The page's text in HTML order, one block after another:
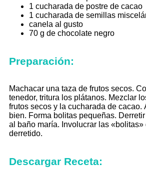
1 cucharada de postre de cacao
1 cucharada de semillas
canela al gusto
70 g de chocolate negro
Preparación:
Machacar una taza de frutos secos.
tenedor, tritura los plátanos. Mezclar
frutos secos y la cucharada de cacao.
bien. Forma bolitas pequeñas.
al baño maría. Involucrar las
derretido.
Descargar Receta: